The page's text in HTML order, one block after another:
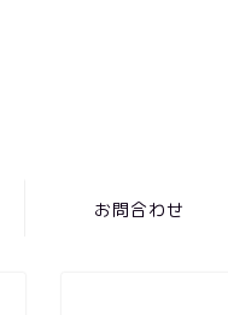
お問合わせ